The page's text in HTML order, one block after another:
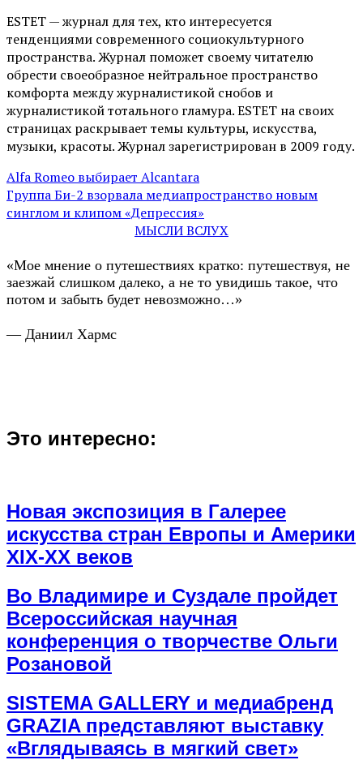
ESTET — журнал для тех, кто интересуeтся
тенденциями современного социокультурного
пространства. Журнал поможет своему читателю
обрести своеобразное нейтральное пространство
комфорта между журналистикой снобов и
журналистикой тотального гламура. ESTET на своих
страницах раскрывает темы культуры, искусства,
музыки, красоты. Журнал зарегистрирован в 2009 году.
Alfa Romeo выбирает Alcantara
Группа Би-2 взорвала медиапространство новым
синглом и клипом «Депрессия»
МЫСЛИ ВСЛУХ
«Мое мнение о путешествиях кратко: путешествуя, не
заезжай слишком далеко, а не то увидишь такое, что
потом и забыть будет невозможно…»
— Даниил Хармс
Это интересно:
Новая экспозиция в Галерее
искусства стран Европы и Америки
XIX-XX веков
Во Владимире и Суздале пройдет
Всероссийская научная
конференция о творчестве Ольги
Розановой
SISTEMA GALLERY и медиабренд
GRAZIA представляют выставку
«Вглядываясь в мягкий свет»